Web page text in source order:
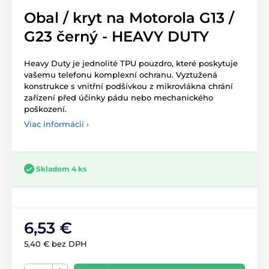
Obal / kryt na Motorola G13 /
G23 černý - HEAVY DUTY
Heavy Duty je jednolité TPU pouzdro, které poskytuje
vašemu telefonu komplexní ochranu. Vyztužená
konstrukce s vnitřní podšívkou z mikrovlákna chrání
zařízení před účinky pádu nebo mechanického
poškození.
Viac informácií ›
Skladom 4 ks
6,53 €
5,40 € bez DPH